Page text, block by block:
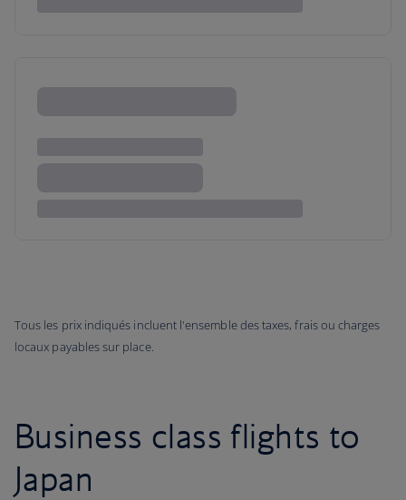
Tous les prix indiqués incluent l'ensemble des taxes, frais ou charges
locaux payables sur place.
Business class flights to
Japan